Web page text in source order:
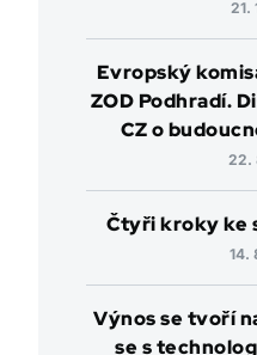
21.
Evropský
ZOD Podhradí.
CZ o
22.
Čtyři kroky ke
14.
Výnos se tvoří
se s